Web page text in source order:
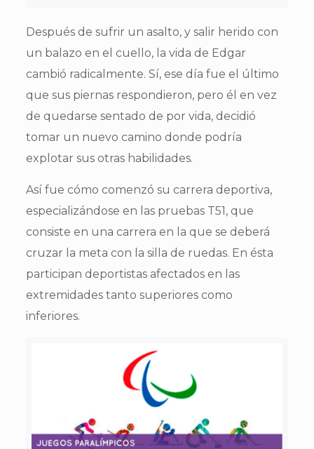
Después de sufrir un asalto, y salir herido con
un balazo en el cuello, la vida de Edgar
cambió radicalmente. Sí, ese día fue el último
que sus piernas respondieron, pero él en vez
de quedarse sentado de por vida, decidió
tomar un nuevo camino donde podría
explotar sus otras habilidades.
Así fue cómo comenzó su carrera deportiva,
especializándose en las pruebas T51, que
consiste en una carrera en la que se deberá
cruzar la meta con la silla de ruedas. En ésta
participan deportistas afectados en las
extremidades tanto superiores como
inferiores.